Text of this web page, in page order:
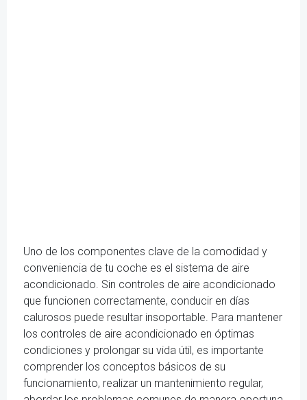
Uno de los componentes clave de la comodidad y
conveniencia de tu coche es el sistema de aire
acondicionado. Sin controles de aire acondicionado
que funcionen correctamente, conducir en días
calurosos puede resultar insoportable. Para mantener
los controles de aire acondicionado en óptimas
condiciones y prolongar su vida útil, es importante
comprender los conceptos básicos de su
funcionamiento, realizar un mantenimiento regular,